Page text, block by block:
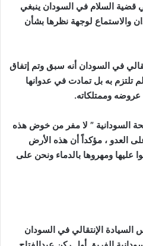
في قضية السلام في السودان ينبغي
والاستماع لوجهة نظرها بشأن
في السودان أنه سبق وتم إتفاق
تلتزم به بل تمادت في عدوانها
وممتلكاته.
السودانية ” لا مفر من خوض هذه
العدو ، مؤكداً أن هذه الأرض
عليها ومهروها بالدماء ونحن على
الإنتقالي في السودان